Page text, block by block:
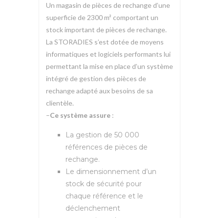
Un magasin de pièces de rechange d’une
superficie de 2300 m² comportant un
stock important de pièces de rechange.
La STORADIES s’est dotée de moyens
informatiques et logiciels performants lui
permettant la mise en place d’un système
intégré de gestion des pièces de
rechange adapté aux besoins de sa
clientèle.
–Ce système assure :
La gestion de 50 000
références de pièces de
rechange.
Le dimensionnement d’un
stock de sécurité pour
chaque référence et le
déclenchement